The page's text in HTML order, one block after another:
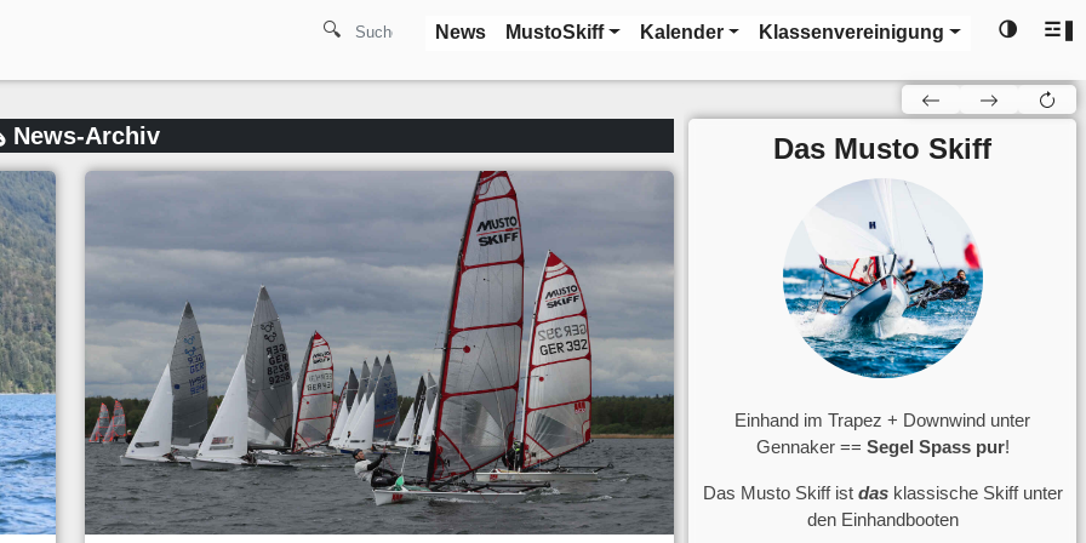
🔍 News MustoSkiff Kalender Klassenvereinigung 🌗 ☲❚
Das Musto Skiff
Einhand im Trapez + Downwind unter
Gennaker == Segel Spass pur!
Das Musto Skiff ist dasklassische Skiff unter
den Einhandbooten
Archiv